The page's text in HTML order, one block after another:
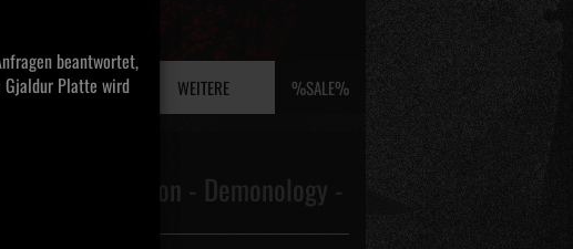
beantwortet,
Gjaldur Platte wird
MOOS UND EFEU %SALE%
WEITERE
Sumerian Moon - Demonology -